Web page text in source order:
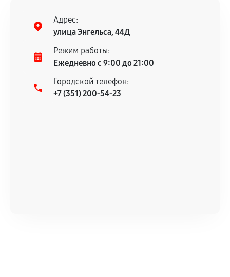
Адрес:
улица Энгельса, 44Д
Режим работы:
Ежедневно с 9:00 до 21:00
Городской телефон:
+7 (351) 200-54-23